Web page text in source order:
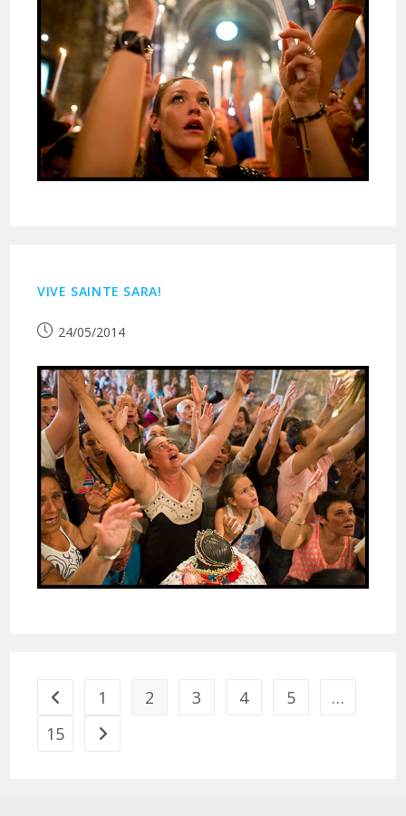
VIVE SAINTE SARA!
Publication
24/05/2014
Go to the previous page
1 2 3 4 5
…
15
Aller à la page suivante